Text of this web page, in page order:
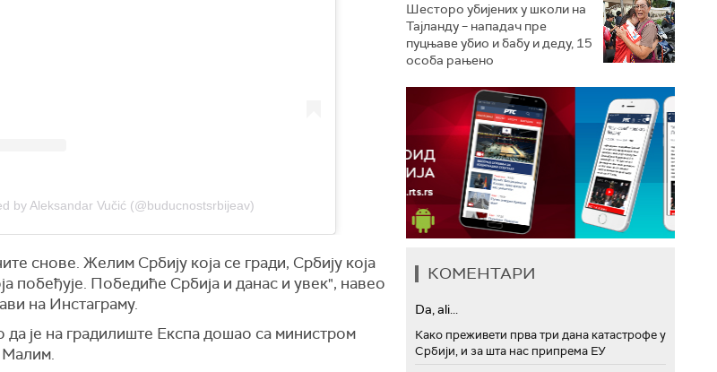
by Aleksandar Vučić (@buducnostsrbijeav)
снове. Желим Србију која се гради, Србију која
побеђује. Победиће Србија и данас и увек", навео
на Инстаграму.
да је на градилиште Експа дошао са министром
Шесторо убијених у школи на
Тајланду – нападач пре
пуцњаве убио и бабу и деду, 15
особа рањено
КОМЕНТАРИ
Da, ali...
Како преживети прва три дана катастрофе у
Србији, и за шта нас припрема ЕУ